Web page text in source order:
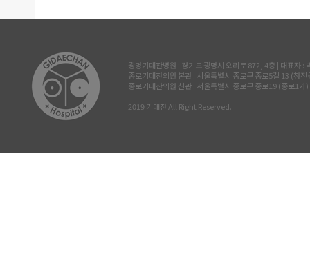
광명기대찬병원 : 경기도 광명시 오리로 872, 4층 | 대표
종로기대찬의원 본관 : 서울특별시 종로구 종로5길 13 (청
종로기대찬의원 신관 : 서울특별시 종로구 종로19 (종로1
2019 기대찬 All Right Reserved.